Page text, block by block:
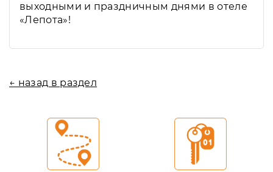
выходными и праздничным днями в отеле
«Лепота»!
← назад в раздел